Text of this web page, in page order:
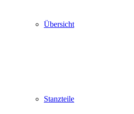
Übersicht
Stanzteile